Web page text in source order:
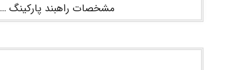
مشخصات راهبند پارکینگ …